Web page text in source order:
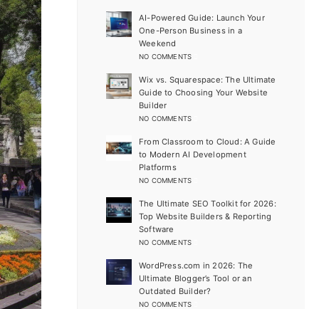
AI-Powered Guide: Launch Your
One-Person Business in a
Weekend
NO COMMENTS
Wix vs. Squarespace: The Ultimate
Guide to Choosing Your Website
Builder
NO COMMENTS
From Classroom to Cloud: A Guide
to Modern AI Development
Platforms
NO COMMENTS
The Ultimate SEO Toolkit for 2026:
Top Website Builders & Reporting
Software
NO COMMENTS
WordPress.com in 2026: The
Ultimate Blogger’s Tool or an
Outdated Builder?
NO COMMENTS